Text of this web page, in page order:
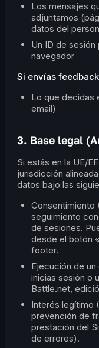
Los mensajes
adjuntamos
datos del
Un ID de
navegador
Si envías
Lo que decidas
email)
3. Base legal
Si estás en la UE/
jurisdicción
datos bajo las
Consentimiento
seguimiento
de sesiones.
desde el botón
footer.
Ejecución de
inicias sesión o
Battle.net,
Interés legítimo
prevención de
prestación del
de errores).